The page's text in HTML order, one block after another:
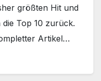
größten Hit und
die Top 10 zurück.
Artikel…